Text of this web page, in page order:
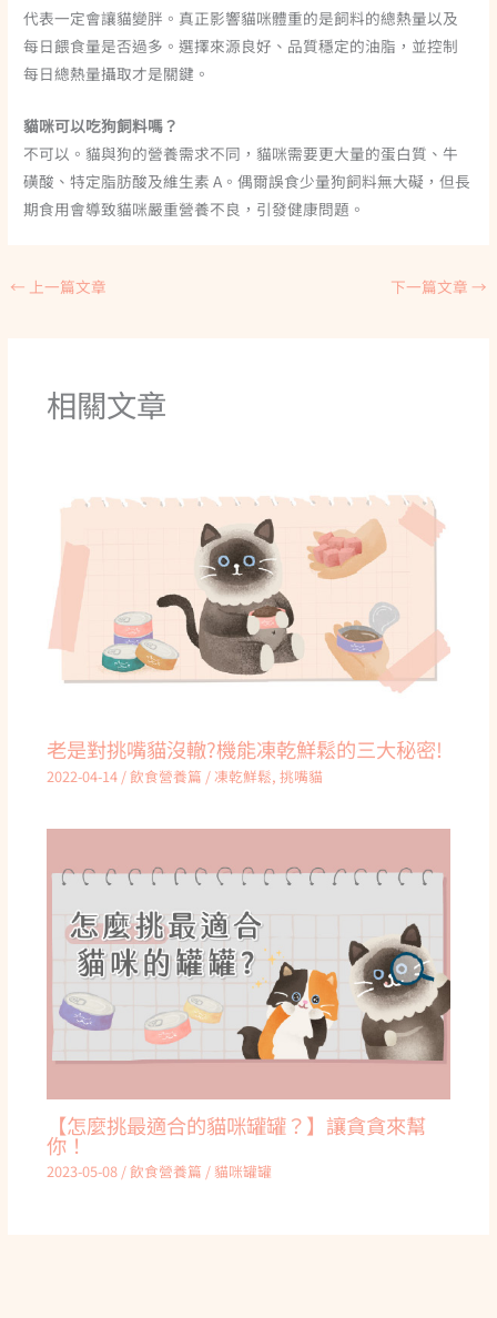
代表一定會讓貓變胖。真正影響貓咪體重的是飼料的總熱量以及
每日餵食量是否過多。選擇來源良好、品質穩定的油脂，並控制
每日總熱量攝取才是關鍵。
貓咪可以吃狗飼料嗎？
不可以。貓與狗的營養需求不同，貓咪需要更大量的蛋白質、牛
磺酸、特定脂肪酸及維生素 A。偶爾誤食少量狗飼料無大礙，但長
期食用會導致貓咪嚴重營養不良，引發健康問題。
← 上一篇文章 下一篇文章 →
相關文章
老是對挑嘴貓沒轍?機能凍乾鮮鬆的三大秘密!
2022-04-14 /飲食營養篇 /凍乾鮮鬆, 挑嘴貓
【怎麼挑最適合的貓咪罐罐？】讓貪貪來幫
你！
2023-05-08 /飲食營養篇 /貓咪罐罐